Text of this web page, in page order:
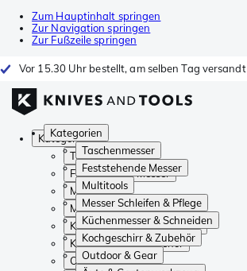
Zum Hauptinhalt springen
Zur Navigation springen
Zur Fußzeile springen
Vor 15.30 Uhr bestellt, am selben Tag versandt
Kategorien
Taschenmesser
Feststehende Messer
Multitools
Messer Schleifen & Pflege
Küchenmesser & Schneiden
Kochgeschirr & Zubehör
Outdoor & Gear
Kategorien
Taschenmesser
Feststehende Messer
Multitools
Messer Schleifen & Pflege
Küchenmesser & Schneiden
Kochgeschirr & Zubehör
Outdoor & Gear